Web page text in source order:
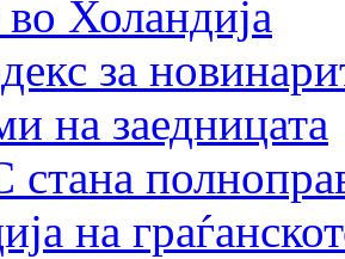
во Холандија
за
на заедницата
на